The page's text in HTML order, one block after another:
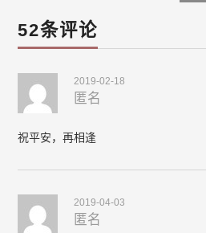
52条评论
2019-02-18
匿名
祝平安，再相逢
2019-04-03
匿名